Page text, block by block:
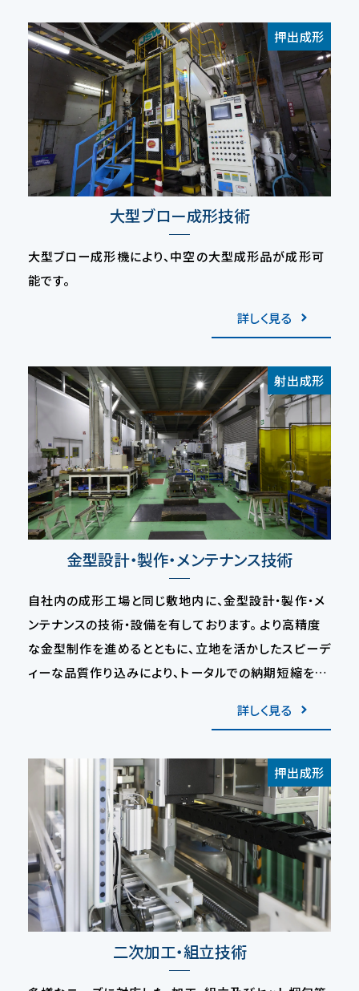
押出成形
大型ブロー成形技術
大型ブロー成形機により、中空の大型成形品が成形可
能です。
詳しく見る
射出成形
金型設計・製作・メンテナンス技術
自社内の成形工場と同じ敷地内に、金型設計・製作・メ
ンテナンスの技術・設備を有しております。 より高精度
な金型制作を進めるとともに、立地を活かしたスピーデ
ィーな品質作り込みにより、トータルでの納期短縮を実
詳しく見る
押出成形
二次加工・組立技術